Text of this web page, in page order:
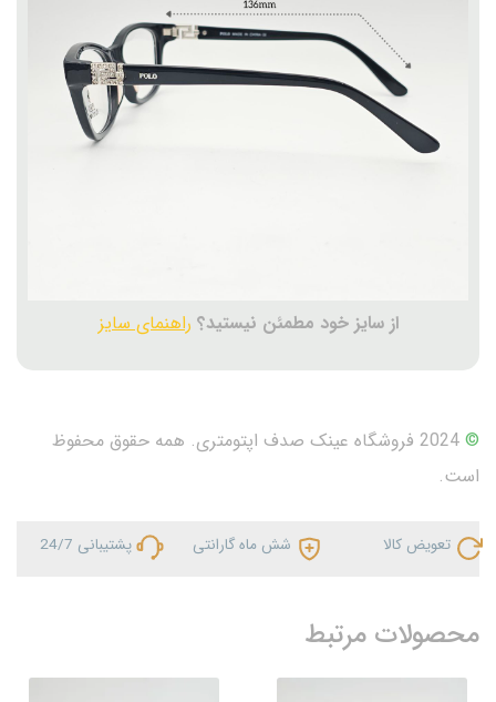
از سایز خود مطمئن نیستید؟ راهنمای سایز
©
2024 فروشگاه عینک صدف اپتومتری. همه حقوق محفوظ
است.
تعویض کالا شش ماه گارانتی پشتیبانی 24/7
محصولات مرتبط